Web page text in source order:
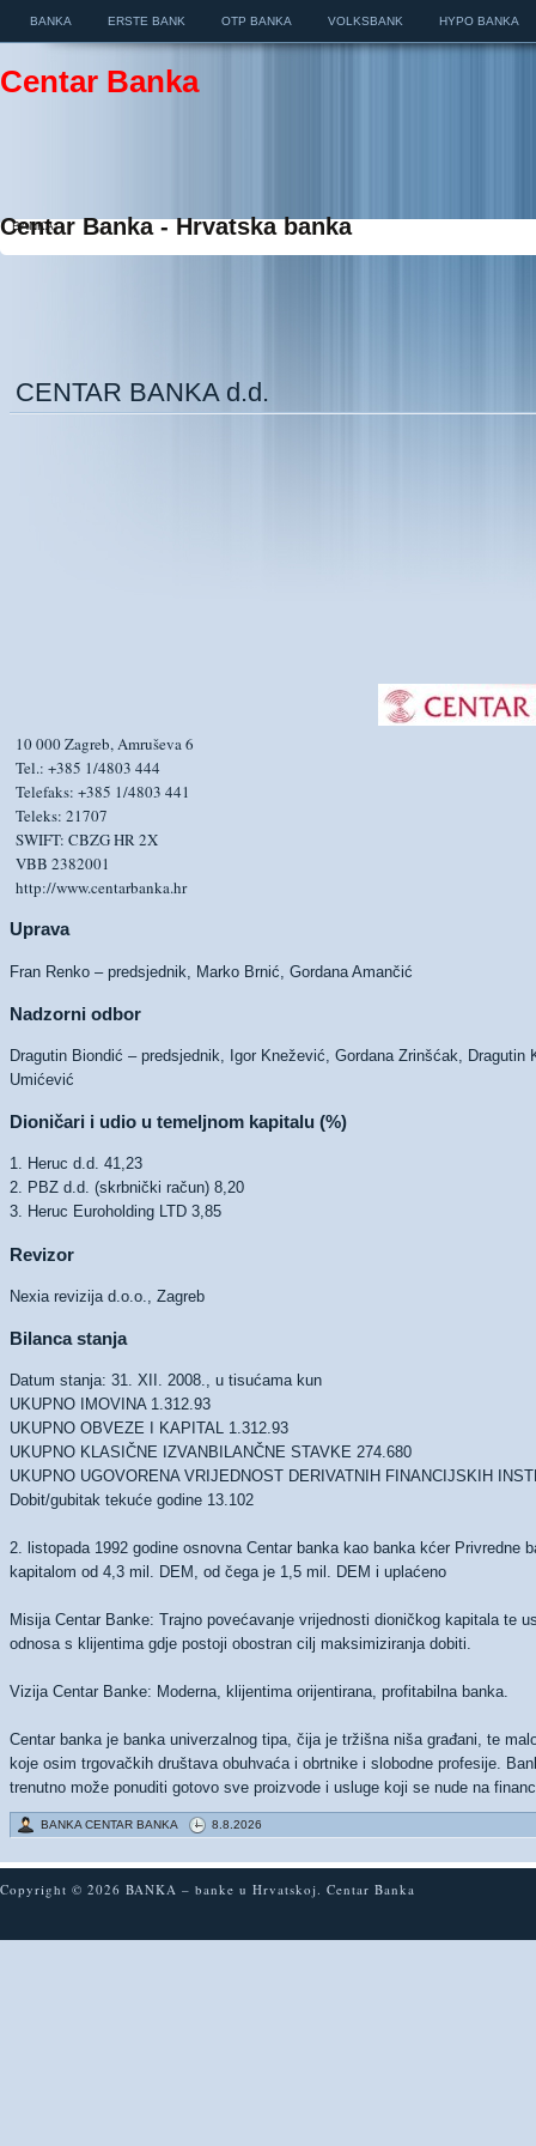
BANKA ERSTE BANK OTP BANKA VOLKSBANK HYPO BANKA
Centar Banka
Centar Banka - Hrvatska banka
BANKA
CENTAR BANKA d.d.
10 000 Zagreb, Amruševa 6
Tel.: +385 1/4803 444
Telefaks: +385 1/4803 441
Teleks: 21707
SWIFT: CBZG HR 2X
VBB 2382001
http://www.centarbanka.hr
Uprava
Fran Renko – predsjednik, Marko Brnić, Gordana Amančić
Nadzorni odbor
Dragutin Biondić – predsjednik, Igor Knežević, Gordana Zrinšćak, Dragutin
Umićević
Dioničari i udio u temeljnom kapitalu (%)
1. Heruc d.d. 41,23
2. PBZ d.d. (skrbnički račun) 8,20
3. Heruc Euroholding LTD 3,85
Revizor
Nexia revizija d.o.o., Zagreb
Bilanca stanja
Datum stanja: 31. XII. 2008., u tisućama kun
UKUPNO IMOVINA 1.312.93
UKUPNO OBVEZE I KAPITAL 1.312.93
UKUPNO KLASIČNE IZVANBILANČNE STAVKE 274.680
UKUPNO UGOVORENA VRIJEDNOST DERIVATNIH FINANCIJSKIH
Dobit/gubitak tekuće godine 13.102
2. listopada 1992 godine osnovna Centar banka kao banka kćer Privredne
kapitalom od 4,3 mil. DEM, od čega je 1,5 mil. DEM i uplaćeno
Misija Centar Banke: Trajno povećavanje vrijednosti dioničkog kapitala te
odnosa s klijentima gdje postoji obostran cilj maksimiziranja dobiti.
Vizija Centar Banke: Moderna, klijentima orijentirana, profitabilna banka.
Centar banka je banka univerzalnog tipa, čija je tržišna niša građani, te
koje osim trgovačkih društava obuhvaća i obrtnike i slobodne profesije.
trenutno može ponuditi gotovo sve proizvode i usluge koji se nude na
BANKA CENTAR BANKA 8.8.2026
Copyright © 2026 BANKA – banke u Hrvatskoj. Centar Banka